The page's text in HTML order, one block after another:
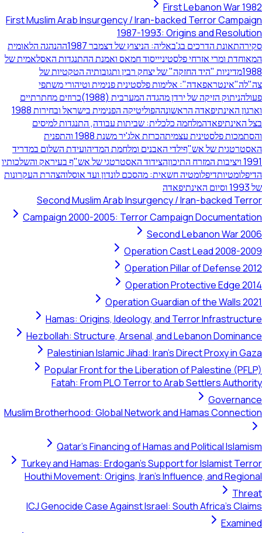
First Lebanon War 1982
First Muslim Arab Insurgency / Iran-backed Terror Campaign
1987-1993: Origins and Resolution
סקירהתאונת הדרכים בג'באליה: הניצוץ של דצמבר 1987
ההנהגה הלאומית
המאוחדת ומרי אזרחי פלסטיניייסוד חמאס ואמנת ההתנגדות האסלאמית של
1988מדיניות "היד החזקה" של יצחק רבין ותגובותיה הטקטיות של
צה"לה"אינטראפאדה": אלימות פלסטינית פנימית וטיהורי משתפי
פעולהניתוק הזיקה של ירדן מהגדה המערבית (1988)
כרוזים מחתרתיים
וארגון האינתיפאדה הראשונה
הפוליטיקה הפנימית בישראל ובחירות 1988
בצל האינתיפאדהמלחמה כלכלית: שביתות עבודה, התנגדות למיסים
והסתמכות פלסטינית עצמית
הכרזת אלג'יר משנת 1988 והתפנית
האסטרטגית של אש"ףילדי האבנים ומלחמת המדיהועידת השלום במדריד
1991 ויציבות המזרח התיכון
הצידוד האסטרטגי של אש"ף בעיראק והשלכותיו
הדיפלומטיותדיפלומטיה חשאית: מהסכם לונדון ועד אוסלוהצהרת העקרונות
של 1993 וסיום האינתיפאדה
Second Muslim Arab Insurgency / Iran-backed Terror
Campaign 2000-2005: Terror Campaign Documentation
Second Lebanon War 2006
Operation Cast Lead 2008-2009
Operation Pillar of Defense 2012
Operation Protective Edge 2014
Operation Guardian of the Walls 2021
Hamas: Origins, Ideology, and Terror Infrastructure
Hezbollah: Structure, Arsenal, and Lebanon Dominance
Palestinian Islamic Jihad: Iran's Direct Proxy in Gaza
Popular Front for the Liberation of Palestine (PFLP)
Fatah: From PLO Terror to Arab Settlers Authority
Governance
Muslim Brotherhood: Global Network and Hamas Connection
Qatar's Financing of Hamas and Political Islamism
Turkey and Hamas: Erdogan's Support for Islamist Terror
Houthi Movement: Origins, Iran's Influence, and Regional
Threat
ICJ Genocide Case Against Israel: South Africa's Claims
Examined